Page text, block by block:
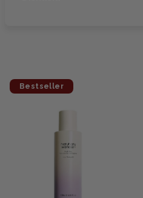
Bestseller